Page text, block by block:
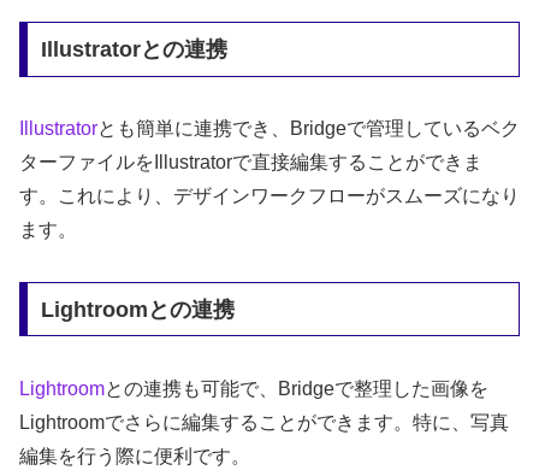
Illustratorとの連携
Illustratorとも簡単に連携でき、Bridgeで管理しているベク
ターファイルをIllustratorで直接編集することができま
す。これにより、デザインワークフローがスムーズになり
ます。
Lightroomとの連携
Lightroomとの連携も可能で、Bridgeで整理した画像を
Lightroomでさらに編集することができます。特に、写真
編集を行う際に便利です。